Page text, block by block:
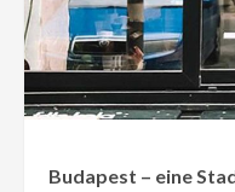
Budapest – eine